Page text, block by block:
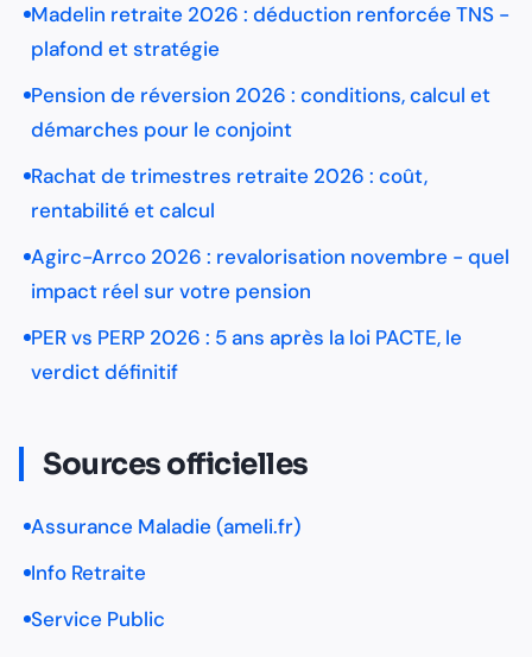
Madelin retraite 2026 : déduction renforcée TNS -
plafond et stratégie
Pension de réversion 2026 : conditions, calcul et
démarches pour le conjoint
Rachat de trimestres retraite 2026 : coût,
rentabilité et calcul
Agirc-Arrco 2026 : revalorisation novembre - quel
impact réel sur votre pension
PER vs PERP 2026 : 5 ans après la loi PACTE, le
verdict définitif
Sources officielles
Assurance Maladie (ameli.fr)
Info Retraite
Service Public